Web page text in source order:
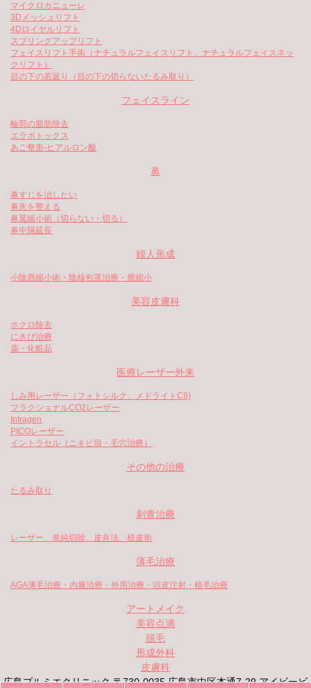
マイクロカニューレ
3Dメッシュリフト
4Dロイヤルリフト
スプリングアップリフト
フェイスリフト手術（ナチュラルフェイスリフト、ナチュラルフェイスネッ
クリフト）
目の下の若返り（目の下の切らないたるみ取り）
フェイスライン
輪郭の脂肪除去
エラボトックス
あご整形-ヒアルロン酸
鼻
鼻すじを治したい
鼻先を整える
鼻翼縮小術（切らない・切る）
鼻中隔延長
婦人形成
小陰唇縮小術・陰核包茎治療・膣縮小
美容皮膚科
ホクロ除去
にきび治療
薬・化粧品
医療レーザー外来
しみ用レーザー（フォトシルク、メドライトC6)
フラクショナルCO2レーザー
Intragen
PICOレーザー
イントラセル（ニキビ痕・毛穴治療）
その他の治療
たるみ取り
刺青治療
レーザー、単純切除、皮弁法、植皮術
薄毛治療
AGA薄毛治療・内服治療・外用治療・頭皮注射・植毛治療
アートメイク
美容点滴
脱毛
形成外科
皮膚科
広島プルミエクリニック 〒730-0035 広島市中区本通7-29 アイビービ